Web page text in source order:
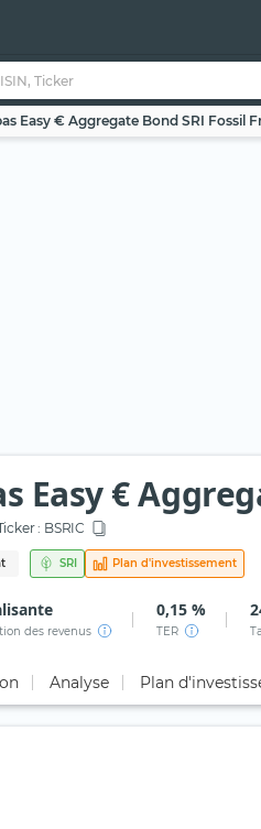
Easy € Aggregate Bond SRI Fossil
Easy €
: BSRIC
SRI Plan d'investissement
des revenus
0,15 %
TER
Analyse Plan